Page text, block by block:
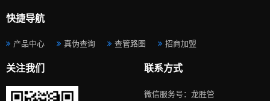
快捷导航
产品中心 真伪查询 查管路图 招商加盟
关注我们 联系方式
微信服务号：龙胜管